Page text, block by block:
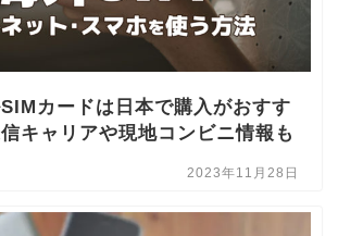
カードは日本で購入がおすす
キャリアや現地コンビニ情報も
2023年11月28日